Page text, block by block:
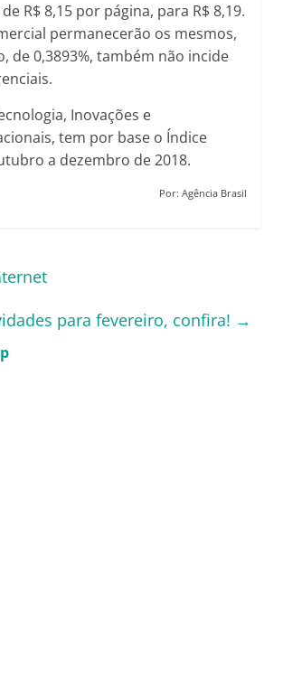
R$ 8,15 por página, para R$ 8,19.
permanecerão os mesmos,
de 0,3893%, também não incide
Inovações e
tem por base o Índice
a dezembro de 2018.
Por: Agência Brasil
para fevereiro, confira! →